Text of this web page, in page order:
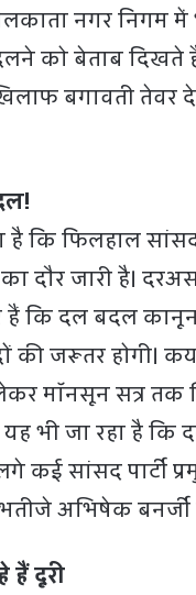
नगर निगम में
को बेताब दिखते
बगावती तेवर
है कि फिलहाल
दौर जारी है।
हैं कि दल बदल
की जरूतर होगी।
मॉनसून सत्र तक
यह भी जा रहा है
कई सांसद पार्टी
अभिषेक बनर्जी
हैं दूरी